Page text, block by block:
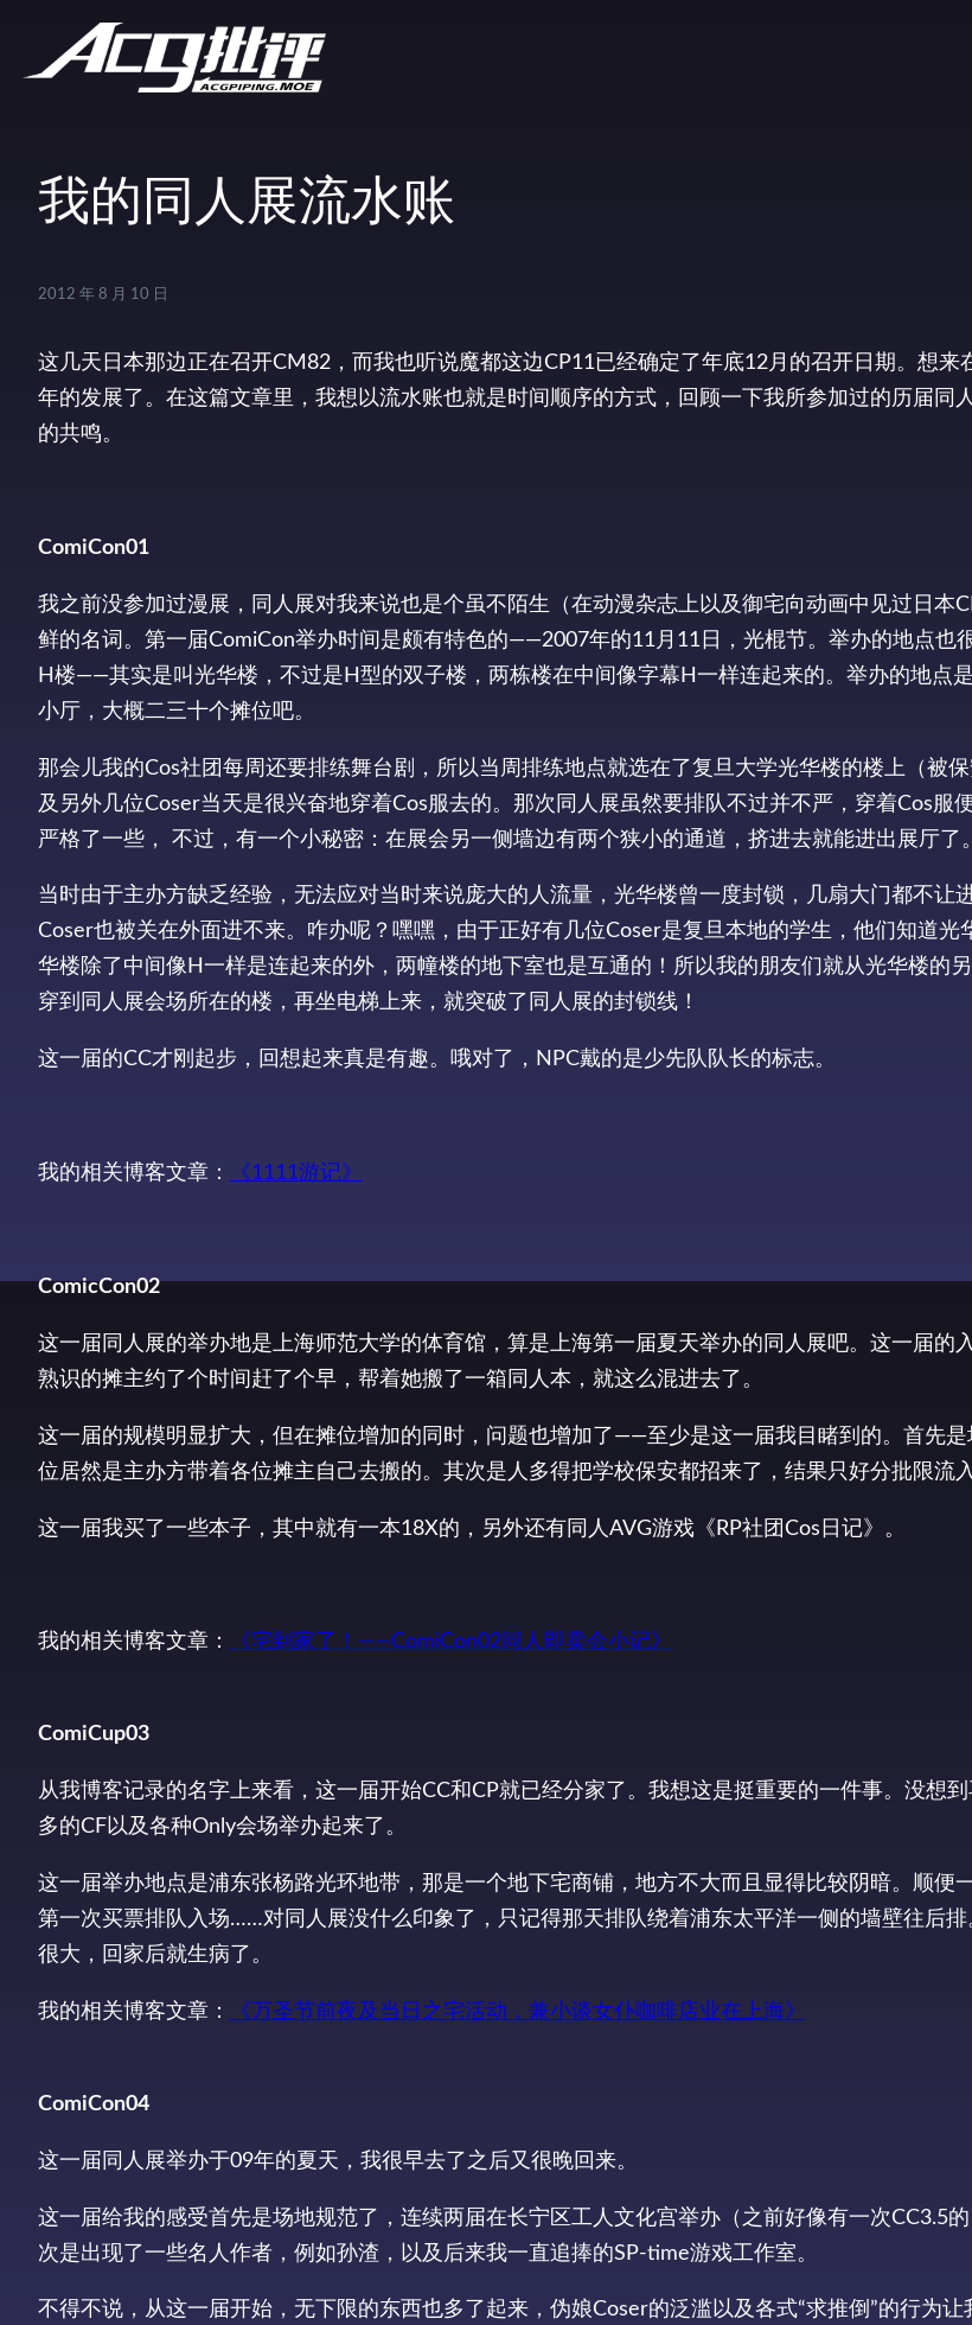
我的同人展流水账
2012 年 8 月 10 日
这几天日本那边正在召开CM82，而我也听说魔都这边CP11已经确定了年底12月的召开日期。想来
年的发展了。在这篇文章里，我想以流水账也就是时间顺序的方式，回顾一下我所参加过的历届同
的共鸣。
ComiCon01
我之前没参加过漫展，同人展对我来说也是个虽不陌生（在动漫杂志上以及御宅向动画中见过日本
鲜的名词。第一届ComiCon举办时间是颇有特色的——2007年的11月11日，光棍节。举办的地点也
H楼——其实是叫光华楼，不过是H型的双子楼，两栋楼在中间像字幕H一样连起来的。举办的地点
小厅，大概二三十个摊位吧。
那会儿我的Cos社团每周还要排练舞台剧，所以当周排练地点就选在了复旦大学光华楼的楼上（被
及另外几位Coser当天是很兴奋地穿着Cos服去的。那次同人展虽然要排队不过并不严，穿着Cos服
严格了一些， 不过，有一个小秘密：在展会另一侧墙边有两个狭小的通道，挤进去就能进出展厅了。
当时由于主办方缺乏经验，无法应对当时来说庞大的人流量，光华楼曾一度封锁，几扇大门都不让
Coser也被关在外面进不来。咋办呢？嘿嘿，由于正好有几位Coser是复旦本地的学生，他们知道光
华楼除了中间像H一样是连起来的外，两幢楼的地下室也是互通的！所以我的朋友们就从光华楼的
穿到同人展会场所在的楼，再坐电梯上来，就突破了同人展的封锁线！
这一届的CC才刚起步，回想起来真是有趣。哦对了，NPC戴的是少先队队长的标志。
我的相关博客文章： 《1111游记》
ComicCon02
这一届同人展的举办地是上海师范大学的体育馆，算是上海第一届夏天举办的同人展吧。这一届的
熟识的摊主约了个时间赶了个早，帮着她搬了一箱同人本，就这么混进去了。
这一届的规模明显扩大，但在摊位增加的同时，问题也增加了——至少是这一届我目睹到的。首先
位居然是主办方带着各位摊主自己去搬的。其次是人多得把学校保安都招来了，结果只好分批限流入
这一届我买了一些本子，其中就有一本18X的，另外还有同人AVG游戏《RP社团Cos日记》。
我的相关博客文章： 《宅到家了！——ComiCon02同人即卖会小记》
ComiCup03
从我博客记录的名字上来看，这一届开始CC和CP就已经分家了。我想这是挺重要的一件事。没想
多的CF以及各种Only会场举办起来了。
这一届举办地点是浦东张杨路光环地带，那是一个地下宅商铺，地方不大而且显得比较阴暗。顺便
第一次买票排队入场……对同人展没什么印象了，只记得那天排队绕着浦东太平洋一侧的墙壁往后
很大，回家后就生病了。
我的相关博客文章： 《万圣节前夜及当日之宅活动，兼小谈女仆咖啡店业在上海》
ComiCon04
这一届同人展举办于09年的夏天，我很早去了之后又很晚回来。
这一届给我的感受首先是场地规范了，连续两届在长宁区工人文化宫举办（之前好像有一次CC3.5
次是出现了一些名人作者，例如孙渣，以及后来我一直追捧的SP-time游戏工作室。
不得不说，从这一届开始，无下限的东西也多了起来，伪娘Coser的泛滥以及各式“求推倒”的行为让